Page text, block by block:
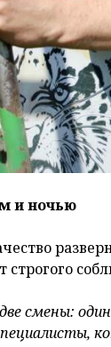
и ночью
строгого
смены: